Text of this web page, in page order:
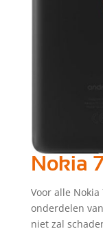
Nokia
Voor alle
onderdelen
niet zal